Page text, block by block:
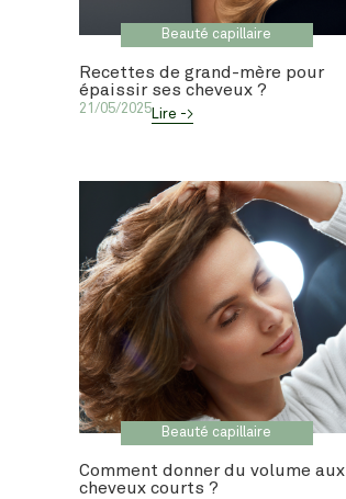
Beauté capillaire
Recettes de grand-mère pour
épaissir ses cheveux ?
21/05/2025Lire ->
Beauté capillaire
Comment donner du volume aux
cheveux courts ?